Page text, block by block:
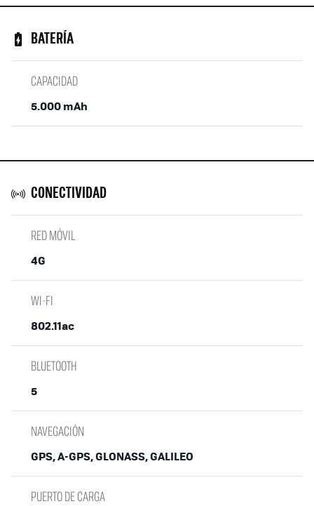
BATERÍA
CAPACIDAD
5.000 mAh
CONECTIVIDAD
RED MÓVIL
4G
WI-FI
802.11ac
BLUETOOTH
5
NAVEGACIÓN
GPS, A-GPS, GLONASS, GALILEO
PUERTO DE CARGA